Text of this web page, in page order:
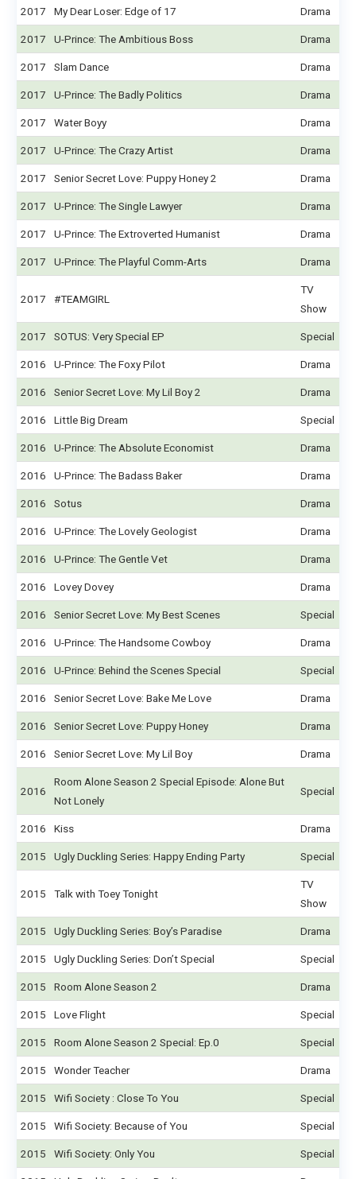
2017 My Dear Loser: Edge of 17 Drama
2017 U-Prince: The Ambitious Boss Drama
2017 Slam Dance Drama
2017 U-Prince: The Badly Politics Drama
2017 Water Boyy Drama
2017 U-Prince: The Crazy Artist Drama
2017 Senior Secret Love: Puppy Honey 2 Drama
2017 U-Prince: The Single Lawyer Drama
2017 U-Prince: The Extroverted Humanist Drama
2017 U-Prince: The Playful Comm-Arts Drama
2017 #TEAMGIRL
TV
Show
2017 SOTUS: Very Special EP Special
2016 U-Prince: The Foxy Pilot Drama
2016 Senior Secret Love: My Lil Boy 2 Drama
2016 Little Big Dream Special
2016 U-Prince: The Absolute Economist Drama
2016 U-Prince: The Badass Baker Drama
2016 Sotus Drama
2016 U-Prince: The Lovely Geologist Drama
2016 U-Prince: The Gentle Vet Drama
2016 Lovey Dovey Drama
2016 Senior Secret Love: My Best Scenes Special
2016 U-Prince: The Handsome Cowboy Drama
2016 U-Prince: Behind the Scenes Special Special
2016 Senior Secret Love: Bake Me Love Drama
2016 Senior Secret Love: Puppy Honey Drama
2016 Senior Secret Love: My Lil Boy Drama
2016
Room Alone Season 2 Special Episode: Alone But
Not Lonely
Special
2016 Kiss Drama
2015 Ugly Duckling Series: Happy Ending Party Special
2015 Talk with Toey Tonight
TV
Show
2015 Ugly Duckling Series: Boy’s Paradise Drama
2015 Ugly Duckling Series: Don’t Special Special
2015 Room Alone Season 2 Drama
2015 Love Flight Special
2015 Room Alone Season 2 Special: Ep.0 Special
2015 Wonder Teacher Drama
2015 Wifi Society : Close To You Special
2015 Wifi Society: Because of You Special
2015 Wifi Society: Only You Special